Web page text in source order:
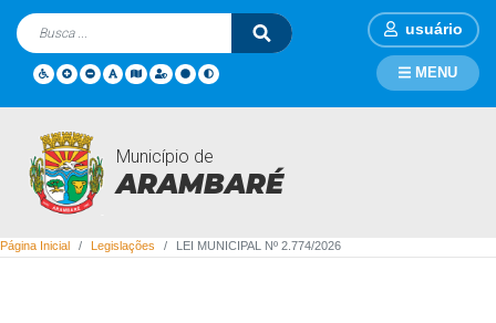
usuário
Município de
ARAMBARÉ
MENU
Legislações
Página Inicial Legislações LEI MUNICIPAL Nº 2.774/2026